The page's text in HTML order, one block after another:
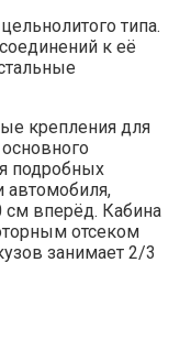
типа.
к её
крепления для
подробных
автомобиля,
вперёд. Кабина
отсеком
занимает 2/3